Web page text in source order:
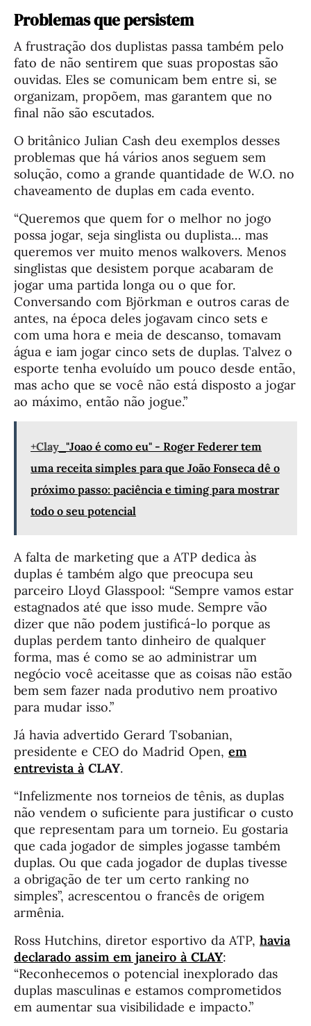
Problemas que persistem
A frustração dos duplistas passa também pelo
fato de não sentirem que suas propostas são
ouvidas. Eles se comunicam bem entre si, se
organizam, propõem, mas garantem que no
final não são escutados.
O britânico Julian Cash deu exemplos desses
problemas que há vários anos seguem sem
solução, como a grande quantidade de W.O. no
chaveamento de duplas em cada evento.
“Queremos que quem for o melhor no jogo
possa jogar, seja singlista ou duplista… mas
queremos ver muito menos walkovers. Menos
singlistas que desistem porque acabaram de
jogar uma partida longa ou o que for.
Conversando com Björkman e outros caras de
antes, na época deles jogavam cinco sets e
com uma hora e meia de descanso, tomavam
água e iam jogar cinco sets de duplas. Talvez o
esporte tenha evoluído um pouco desde então,
mas acho que se você não está disposto a jogar
ao máximo, então não jogue.”
+Clay "Joao é como eu" - Roger Federer tem
uma receita simples para que João Fonseca dê o
próximo passo: paciência e timing para mostrar
todo o seu potencial
A falta de marketing que a ATP dedica às
duplas é também algo que preocupa seu
parceiro Lloyd Glasspool: “Sempre vamos estar
estagnados até que isso mude. Sempre vão
dizer que não podem justificá-lo porque as
duplas perdem tanto dinheiro de qualquer
forma, mas é como se ao administrar um
negócio você aceitasse que as coisas não estão
bem sem fazer nada produtivo nem proativo
para mudar isso.”
Já havia advertido Gerard Tsobanian,
presidente e CEO do Madrid Open, em
entrevista à CLAY.
“Infelizmente nos torneios de tênis, as duplas
não vendem o suficiente para justificar o custo
que representam para um torneio. Eu gostaria
que cada jogador de simples jogasse também
duplas. Ou que cada jogador de duplas tivesse
a obrigação de ter um certo ranking no
simples”, acrescentou o francês de origem
armênia.
Ross Hutchins, diretor esportivo da ATP, havia
declarado assim em janeiro à CLAY:
“Reconhecemos o potencial inexplorado das
duplas masculinas e estamos comprometidos
em aumentar sua visibilidade e impacto.”